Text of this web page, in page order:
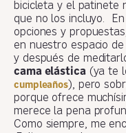
bicicleta y el patinete
que no los incluyo.
opciones y
en nuestro espacio
y después de
cama elástica(ya te
cumpleaños), pero
porque ofrece
merece la pena
Como siempre, me